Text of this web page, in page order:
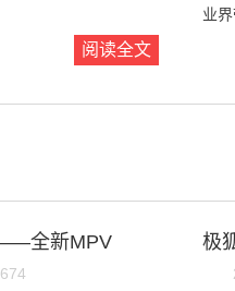
阅读全文
业
全新MPV 极